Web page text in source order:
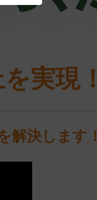
実現！
解決します！